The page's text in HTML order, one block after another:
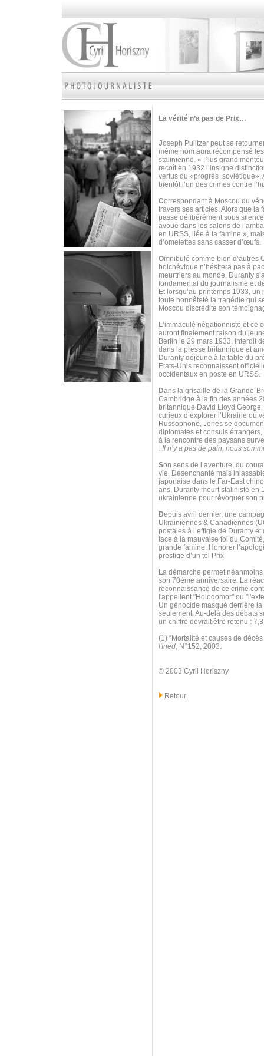
La vérité n’a pas de Prix…
Joseph Pulitzer peut se
même nom aura récompensé
stalinienne. « Plus grand
recoît en 1932 l’insigne
vertus du «progrès soviétique».
bientôt l’un des crimes contre
Correspondant à Moscou du
travers ses articles. Alors que la
passe délibérément sous
avoue dans les salons de
en URSS, liée à la famine »,
d’omelettes sans casser d’œufs.
Omnibulé comme bien d’autres
bolchévique n’hésitera pas à
meurtriers au monde. Duranty
fondamental du journalisme et
Et lorsqu’au printemps 1933,
toute honnêteté la tragédie qui
Moscou discrédite son
L’immaculé négationniste et ce
auront finalement raison du
Berlin le 29 mars 1933. Interdit
dans la presse britannique et
Duranty déjeune à la table du
Etats-Unis reconnaissent
occidentaux en poste en URSS.
Dans la grisaille de la Grande-
Cambridge à la fin des années
britannique David Lloyd
curieux d’explorer l’Ukraine où
Russophone, Jones se
diplomates et consuls
à la rencontre des paysans
: Il n’y a pas de pain, nous
Son sens de l’aventure, du
vie. Désenchanté mais
japonaise dans le Far-East
ans, Duranty meurt staliniste en
ukrainienne pour révoquer son
Depuis avril dernier, une
Ukrainiennes & Canadiennes
postales à l’effigie de Duranty
face à la mauvaise foi du
grande famine. Honorer
prestige d’un tel Prix.
La démarche permet
son 70ème anniversaire. La
reconnaissance de ce crime
l'appellent "Holodomor" ou
Un génocide masqué derrière
seulement. Au-delà des débats
un chiffre devrait être retenu :
(1) “Mortalité et causes de
l'Ined, N°152, 2003.
© 2003 Cyril Horiszny
Retour